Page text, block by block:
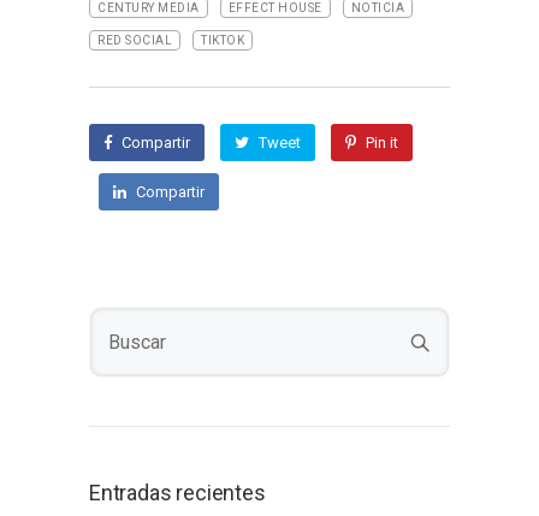
CENTURY MEDIA EFFECT HOUSE NOTICIA
RED SOCIAL TIKTOK
Compartir Tweet Pin it
Compartir
Entradas recientes